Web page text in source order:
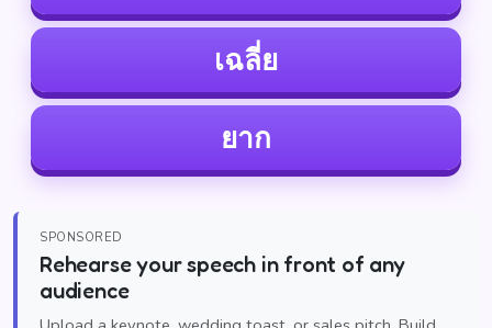
เฉลี่ย
ยาก
SPONSORED
Rehearse your speech in front of any
audience